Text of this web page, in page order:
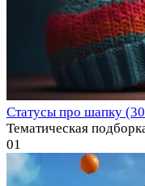
Статусы про шапку (30
Тематическая
01